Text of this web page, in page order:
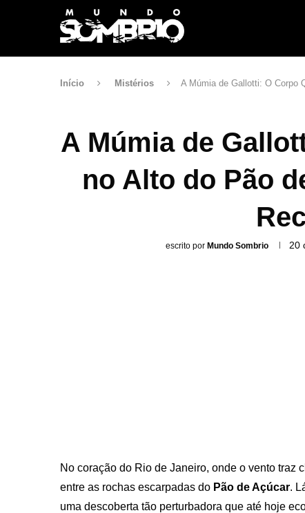
Início Mistérios A Múmia de Gallotti: O Corpo
A Múmia de
no Alto do Pão
escrito por Mundo Sombrio 20
No coração do Rio de Janeiro, onde o vento traz
entre as rochas escarpadas do Pão de Açúcar.
uma descoberta tão perturbadora que até hoje